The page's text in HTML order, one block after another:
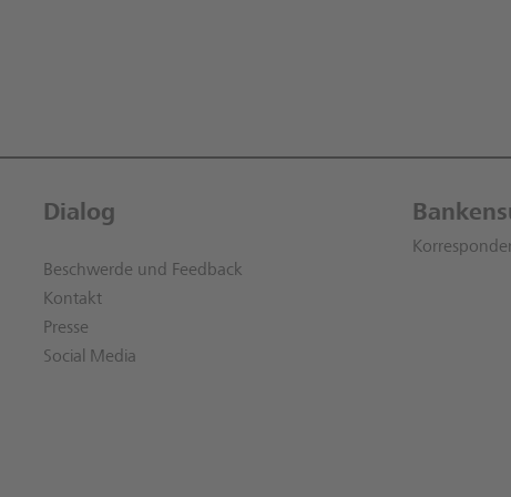
Dialog
Beschwerde und Feedback
Kontakt
Presse
Social Media